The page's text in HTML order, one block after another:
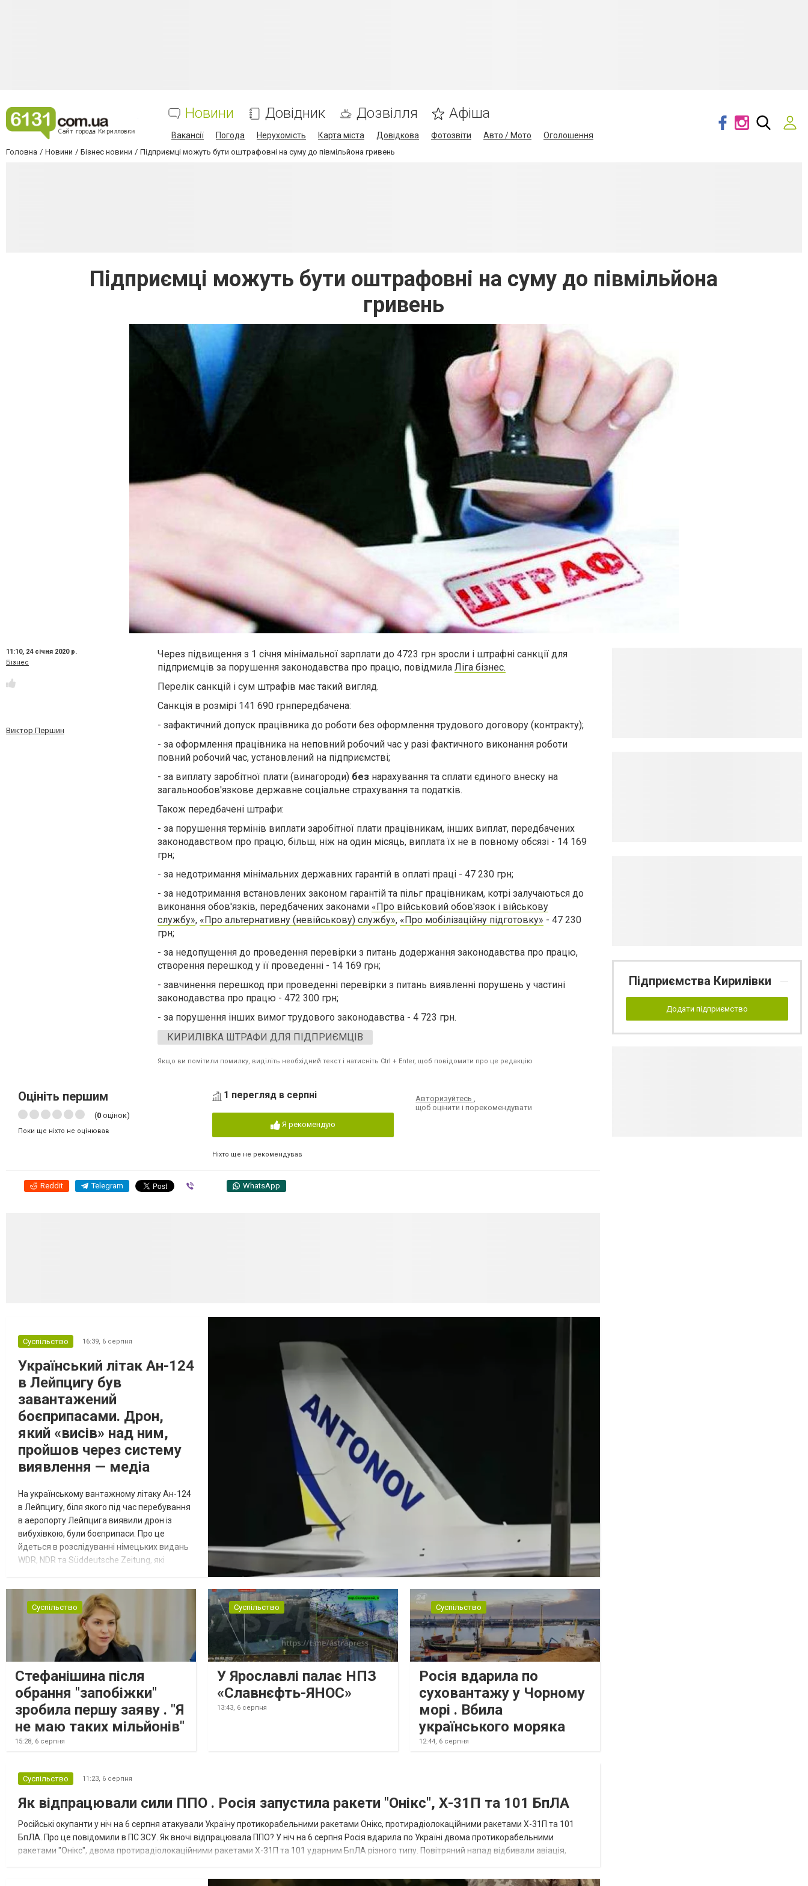
Новини Довідник Дозвілля Афіша
Вакансії Погода Нерухомість Карта міста Довідкова Фотозвіти Авто / Мото Оголошення
Головна Новини Бізнес новини Підприємці можуть бути оштрафовні на суму до півмільйона гривень
Підприємці можуть бути оштрафовні на суму до півмільйона
гривень
11:10, 24 січня 2020 р.
Бізнес
Виктор Першин
Через підвищення з 1 січня мінімальної зарплати до 4723 грн зросли і штрафні санкції для
підприємців за порушення законодавства про працю, повідмила Ліга бізнес.
Перелік санкцій і сум штрафів має такий вигляд.
Санкція в розмірі 141 690 грнпередбачена:
- зафактичний допуск працівника до роботи без оформлення трудового договору (контракту);
- за оформлення працівника на неповний робочий час у разі фактичного виконання роботи
повний робочий час, установлений на підприємстві;
- за виплату заробітної плати (винагороди) без нарахування та сплати єдиного внеску на
загальнообов'язкове державне соціальне страхування та податків.
Також передбачені штрафи:
- за порушення термінів виплати заробітної плати працівникам, інших виплат, передбачених
законодавством про працю, більш, ніж на один місяць, виплата їх не в повному обсязі - 14 169
грн;
- за недотримання мінімальних державних гарантій в оплаті праці - 47 230 грн;
- за недотримання встановлених законом гарантій та пільг працівникам, котрі залучаються до
виконання обов'язків, передбачених законами «Про військовий обов'язок і військову
службу», «Про альтернативну (невійськову) службу», «Про мобілізаційну підготовку» - 47 230
грн;
- за недопущення до проведення перевірки з питань додержання законодавства про працю,
створення перешкод у її проведенні - 14 169 грн;
- завчинення перешкод при проведенні перевірки з питань виявленні порушень у частині
законодавства про працю - 472 300 грн;
- за порушення інших вимог трудового законодавства - 4 723 грн.
КИРИЛІВКА ШТРАФИ ДЛЯ ПІДПРИЄМЦІВ
Якщо ви помітили помилку, виділіть необхідний текст і натисніть Ctrl + Enter, щоб повідомити про це редакцію
Оцініть першим
(0 оцінок)
Поки ще ніхто не оцінював
1 перегляд в серпні
Я рекомендую
Ніхто ще не рекомендував
Авторизуйтесь,
щоб оцінити і порекомендувати
Reddit Telegram WhatsApp
Суспільство 16:39, 6 серпня
Український літак Ан-124
в Лейпцигу був
завантажений
боєприпасами. Дрон,
який «висів» над ним,
пройшов через систему
виявлення — медіа
На українському вантажному літаку Ан-124
в Лейпцигу, біля якого під час перебування
в аеропорту Лейпцига виявили дрон із
вибухівкою, були боєприпаси. Про це
йдеться в розслідуванні німецьких видань
WDR, NDR та Süddeutsche Zeitung, які
були на борту літака, незадовго до цього
доставили з Франції до Лейпцига, після
чого їх мали транспортувати далі. За
даними слідства, 4 серпня о...
Суспільство
Стефанішина після
обрання "запобіжки"
зробила першу заяву . "Я
не маю таких мільйонів"
15:28, 6 серпня
Суспільство
У Ярославлі палає НПЗ
«Славнєфть-ЯНОС»
13:43, 6 серпня
Суспільство
Росія вдарила по
суховантажу у Чорному
морі . Вбила
українського моряка
12:44, 6 серпня
Суспільство 11:23, 6 серпня
Як відпрацювали сили ППО . Росія запустила ракети "Онікс", Х-31П та 101 БпЛА
Російські окупанти у ніч на 6 серпня атакували Україну протикорабельними ракетами Онікс, протирадіолокаційними ракетами Х-31П та 101
БпЛА. Про це повідомили в ПС ЗСУ. Як вночі відпрацювала ППО? У ніч на 6 серпня Росія вдарила по Україні двома протикорабельними
ракетами "Онікс", двома протирадіолокаційними ракетами Х-31П та 101 ударним БпЛА різного типу. Повітряний напад відбивали авіація,
Підприємства Кирилівки
Додати підприємство